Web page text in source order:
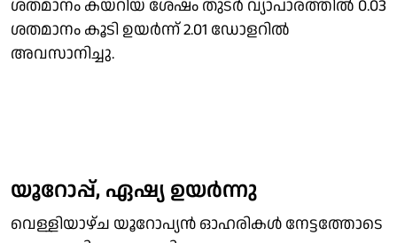
ശതമാനം കയറിയ ശേഷം തുടർ വ്യാപാരത്തിൽ 0.03
ശതമാനം കൂടി ഉയർന്ന് 2.01 ഡോളറിൽ
അവസാനിച്ചു.
യൂറോപ്പ്, ഏഷ്യ ഉയർന്നു
വെള്ളിയാഴ്ച യൂറോപ്യൻ ഓഹരികൾ നേട്ടത്തോടെ